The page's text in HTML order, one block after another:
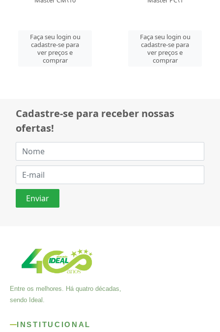
Faça seu login ou
cadastre-se para
ver preços e
comprar
Faça seu login ou
cadastre-se para
ver preços e
comprar
Cadastre-se para receber nossas
ofertas!
Entre os melhores. Há quatro décadas,
sendo Ideal.
INSTITUCIONAL